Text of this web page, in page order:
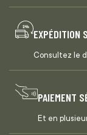
EXPÉDITION
Consultez le
PAIEMENT
Et en